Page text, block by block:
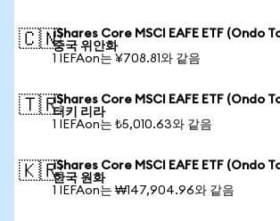
🇨🇳iShares Core MSCI EAFE ETF (Ondo
중국 위안화
1 IEFAon는 ¥708.81와 같음
🇹🇷iShares Core MSCI EAFE ETF (Ondo
터키 리라
1 IEFAon는 ₺5,010.63와 같음
🇰🇷iShares Core MSCI EAFE ETF (Ondo
한국 원화
1 IEFAon는 ₩147,904.96와 같음